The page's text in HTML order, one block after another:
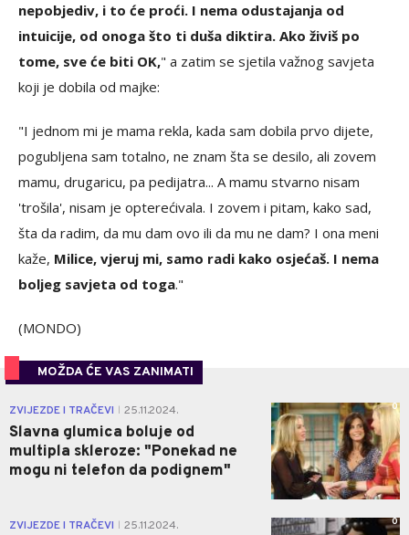
nepobjediv, i to će proći. I nema odustajanja od
intuicije, od onoga što ti duša diktira. Ako živiš po
tome, sve će biti OK," a zatim se sjetila važnog savjeta
koji je dobila od majke:
"I jednom mi je mama rekla, kada sam dobila prvo dijete,
pogubljena sam totalno, ne znam šta se desilo, ali zovem
mamu, drugaricu, pa pedijatra... A mamu stvarno nisam
'trošila', nisam je opterećivala. I zovem i pitam, kako sad,
šta da radim, da mu dam ovo ili da mu ne dam? I ona meni
kaže, Milice, vjeruj mi, samo radi kako osjećaš. I nema
boljeg savjeta od toga."
(MONDO)
MOŽDA ĆE VAS ZANIMATI
ZVIJEZDE I TRAČEVI 25.11.2024.
Slavna glumica boluje od
multipla skleroze: "Ponekad ne
mogu ni telefon da podignem"
0
ZVIJEZDE I TRAČEVI 25.11.2024. 0